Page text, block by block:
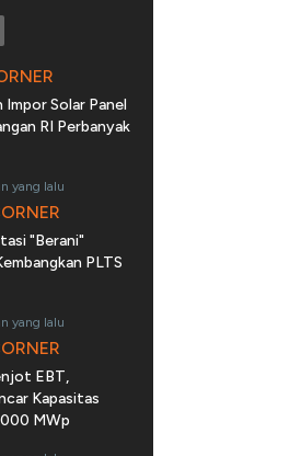
Impor Solar Panel
RI Perbanyak
yang lalu
"Berani"
PLTS
yang lalu
EBT,
Kapasitas
MWp